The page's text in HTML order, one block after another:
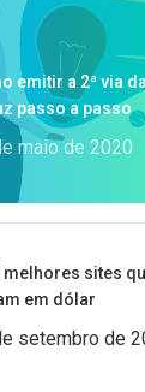
emitir a 2ª via
passo a passo
maio de 2020
melhores sites
em dólar
setembro de